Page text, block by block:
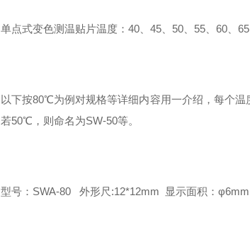
单点式变色测温贴片温度：40、45、50、55、60、
以下按80℃为例对规格等详细内容用一介绍，每个
若50℃，则命名为SW-50等。
型号：SWA-80 外形尺:12*12mm 显示面积：